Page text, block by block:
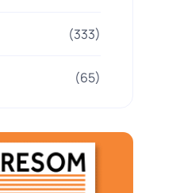
(333)
(65)
(510)